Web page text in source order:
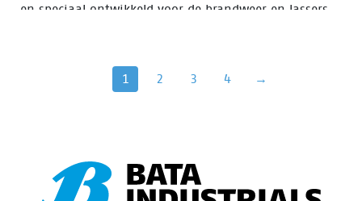
en speciaal ontwikkeld voor de brandweer en lassers.
1
2 3 4 →